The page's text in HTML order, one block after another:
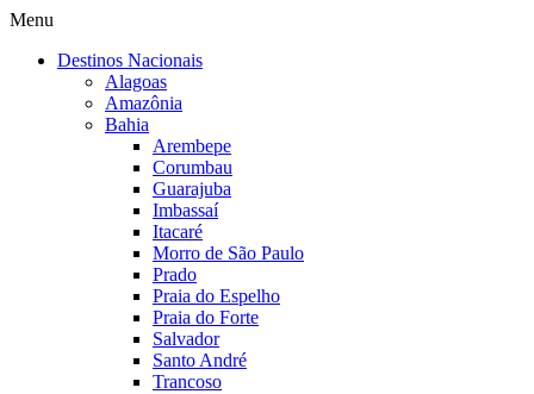
Menu
Destinos Nacionais
Alagoas
Amazônia
Bahia
Arembepe
Corumbau
Guarajuba
Imbassaí
Itacaré
Morro de São Paulo
Prado
Praia do Espelho
Praia do Forte
Salvador
Santo André
Trancoso